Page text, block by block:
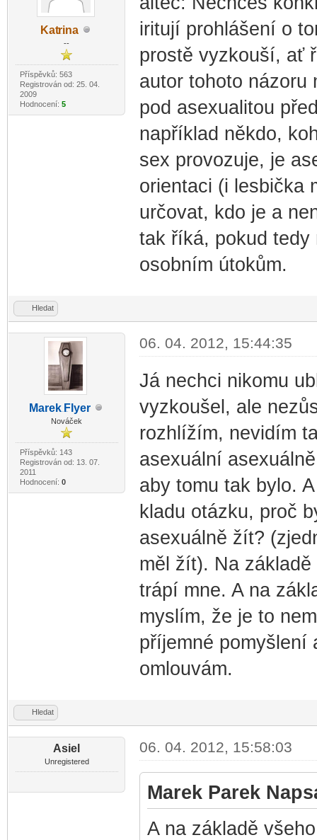
Katrina
--
Příspěvků: 563
Registrován od: 25. 04.
2009
Hodnocení: 5
iritují prohlášení o
prostě vyzkouší, ať
autor tohoto názoru
pod asexualitou
například někdo,
sex provozuje, je
orientaci (i lesbička
určovat, kdo je a
tak říká, pokud
osobním útokům.
Hledat
MarekFlyer
Nováček
Příspěvků: 143
Registrován od: 13. 07.
2011
Hodnocení: 0
06. 04. 2012, 15:44:35
Já nechci nikomu
vyzkoušel, ale
rozhlížím, nevidím
asexuální
aby tomu tak bylo.
kladu otázku, proč
asexuálně žít?
měl žít). Na
trápí mne. A na
myslím, že je to
příjemné pomyšlení
omlouvám.
Hledat
Asiel
Unregistered
06. 04. 2012, 15:58:03
Marek Parek
A na základě